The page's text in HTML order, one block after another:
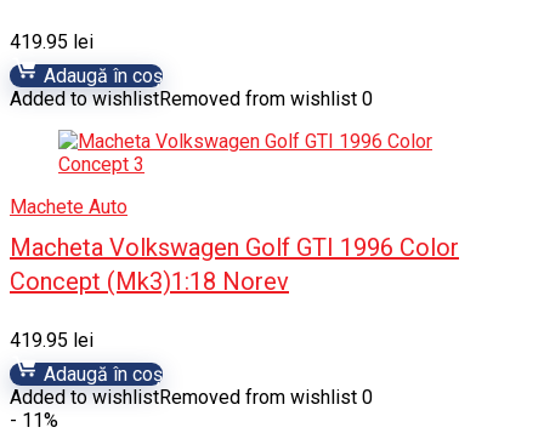
419.95 lei
Adaugă în coș
Added to wishlistRemoved from wishlist 0
Machete Auto
Macheta Volkswagen Golf GTI 1996 Color
Concept (Mk3)1:18 Norev
419.95 lei
Adaugă în coș
Added to wishlistRemoved from wishlist 0
- 11%